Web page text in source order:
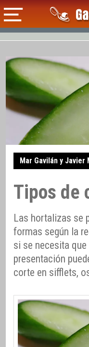
Mar Gavilán y Javier
Tipos de
Las hortalizas se
formas según la
si se necesita que
presentación
corte en sifflets,